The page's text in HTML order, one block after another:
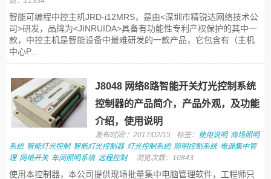
智能可编程中控主机JRD-i12MRS，是由<深圳市精锐达网络技术公
司>研发，品牌为<JINRUIDA>具备有功能性专利产权保护的其中一
款，中控主机是智能设备中最难研发的一款产品，它包含有（主机
中心P...
J8048 网络8路智能开关灯光控制系统
控制器的产品简介，产品外观，及功能
介绍，使用说明
发布时间:：2017/02/15 标签： 使用说明 商场照明
系统 智能灯光控制 智能灯光控制器 灯光控制系统 照明控制系统 电源集中管
理 网络开关 车间照明系统 远程控制 浏览次数：10843
使用本控制器，本公司提供现场批量集中电脑管理软件，工程师只